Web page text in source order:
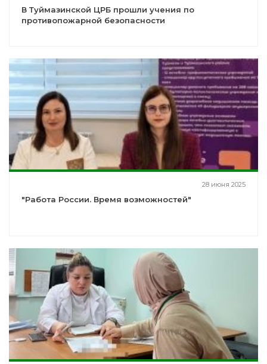
В Туймазинской ЦРБ прошли учения по
противопожарной безопасности
28 июня 2025
"Работа России. Время возможностей"